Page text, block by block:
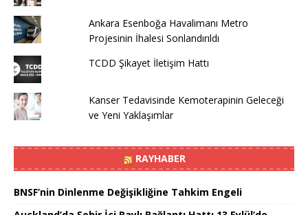
Ankara Esenboğa Havalimanı Metro
Projesinin İhalesi Sonlandırıldı
TCDD Şikayet İletişim Hattı
Kanser Tedavisinde Kemoterapinin Geleceği
ve Yeni Yaklaşımlar
RAYHABER
BNSF’nin Dinlenme Değişikliğine Tahkim Engeli